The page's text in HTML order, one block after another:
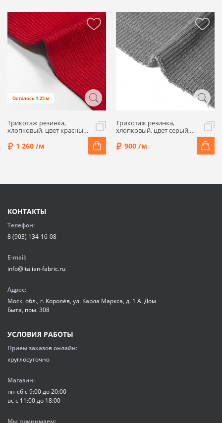
Осталось 1.25 м
Трикотаж резинка,
хлопковый, цвет красный,
1 260 /м
Трикотаж резинка,
хлопковый, цвет серый,
900 /м
КОНТАКТЫ
Телефон:
8 (903) 134-16-08
E-mail:
info@italian-fabric.ru
Адрес:
Моск. обл., г. Королёв, ул. Карла Маркса, д. 1 А. Дом
Быта, пом. 308
УСЛОВИЯ РАБОТЫ
Прием заказов онлайн:
круглосуточно
Магазин:
пн-сб с 9:00 до 20:00
вс с 11:00 до 18:00
Мы принимаем: